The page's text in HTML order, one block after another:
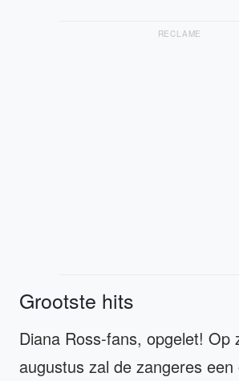
RECLAME
Grootste hits
Diana Ross-fans, opgelet! Op
augustus zal de zangeres een